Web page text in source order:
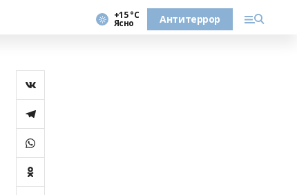
+15 °С
Ясно Антитеррор